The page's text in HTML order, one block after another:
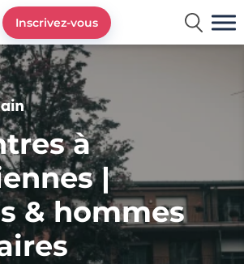
- Site de rencontres plus de 50 ans
Inscrivez-vous
à
|
& hommes